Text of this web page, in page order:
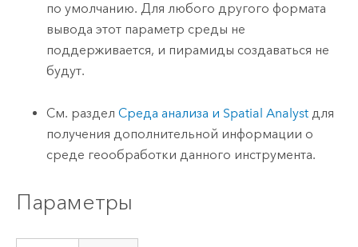
по умолчанию. Для любого другого формата
вывода этот параметр среды не
поддерживается, и пирамиды создаваться не
будут.
См. разделСреда анализа и Spatial Analyst для
получения дополнительной информации о
среде геообработки данного инструмента.
Параметры